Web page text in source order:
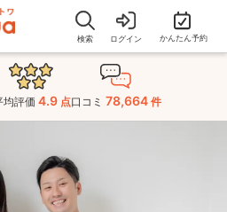
検索 ログイン かんたん予約
均評価 4.9 点口コミ 78,664 件